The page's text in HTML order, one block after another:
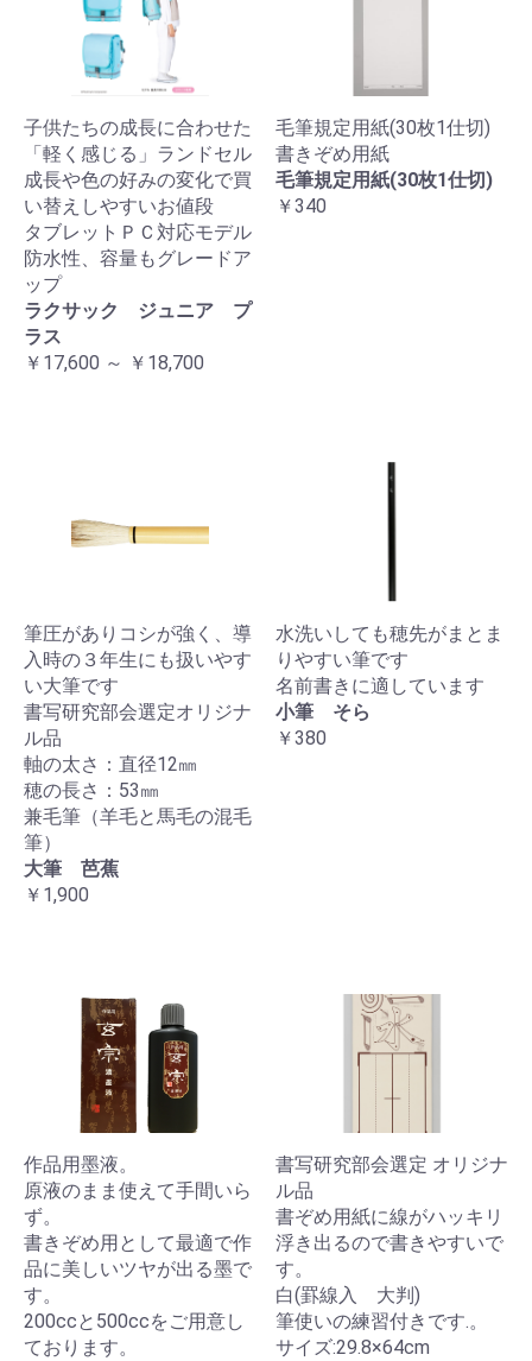
子供たちの成長に合わせた
「軽く感じる」ランドセル
成長や色の好みの変化で買
い替えしやすいお値段
タブレットＰＣ対応モデル
防水性、容量もグレードア
ップ
ラクサック ジュニア プ
ラス
￥17,600 ～ ￥18,700
毛筆規定用紙(30枚1仕切)
書きぞめ用紙
毛筆規定用紙(30枚1仕切)
￥340
筆圧がありコシが強く、導
入時の３年生にも扱いやす
い大筆です
書写研究部会選定オリジナ
ル品
軸の太さ：直径12㎜
穂の長さ：53㎜
兼毛筆（羊毛と馬毛の混毛
筆）
大筆 芭蕉
￥1,900
水洗いしても穂先がまとま
りやすい筆です
名前書きに適しています
小筆 そら
￥380
作品用墨液。
原液のまま使えて手間いら
ず。
書きぞめ用として最適で作
品に美しいツヤが出る墨で
す。
200ccと500ccをご用意し
ております。
書写研究部会選定 オリジナ
ル品
書ぞめ用紙に線がハッキリ
浮き出るので書きやすいで
す。
白(罫線入 大判)
筆使いの練習付きです.。
サイズ:29.8×64cm